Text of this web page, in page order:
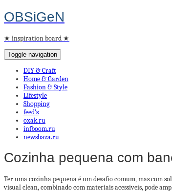
OBSiGeN
★ inspiration board ★
Toggle navigation
DIY & Craft
Home & Garden
Fashion & Style
Lifestyle
Shopping
feed’s
oxak.ru
infboom.ru
newsbaza.ru
Cozinha pequena com
Ter uma cozinha pequena é um desafio comum, mas com
visual clean, combinado com materiais acessíveis, pode